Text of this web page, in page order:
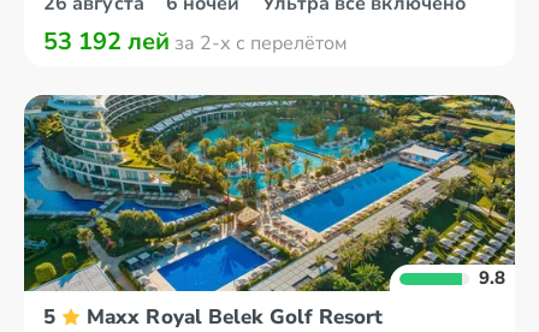
53 192 лей за 2-х с перелётом
9.8
5 Maxx Royal Belek Golf Resort